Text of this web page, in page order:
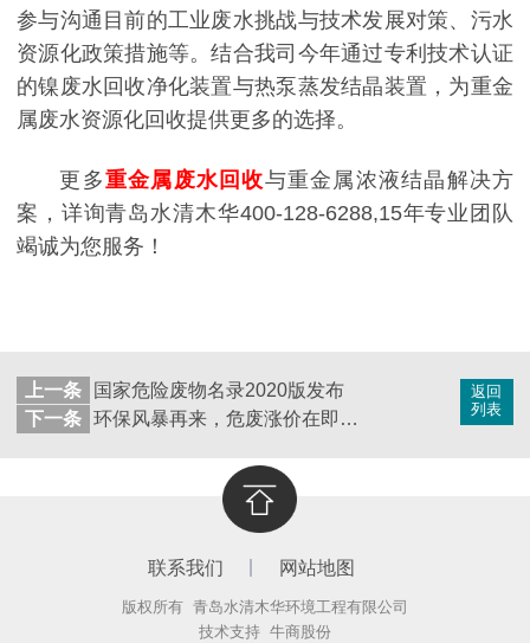
参与沟通目前的工业废水挑战与技术发展对策、污水
资源化政策措施等。结合我司今年通过专利技术认证
的镍废水回收净化装置与热泵蒸发结晶装置，为重金
属废水资源化回收提供更多的选择。
更多重金属废水回收与重金属浓液结晶解决方
案，详询青岛水清木华400-128-6288,15年专业团队
竭诚为您服务！
返回
列表
上一条
国家危险废物名录2020版发布
下一条
环保风暴再来，危废涨价在即：你家的污泥会省钱吗？
联系我们 网站地图
版权所有 青岛水清木华环境工程有限公司
技术支持 牛商股份